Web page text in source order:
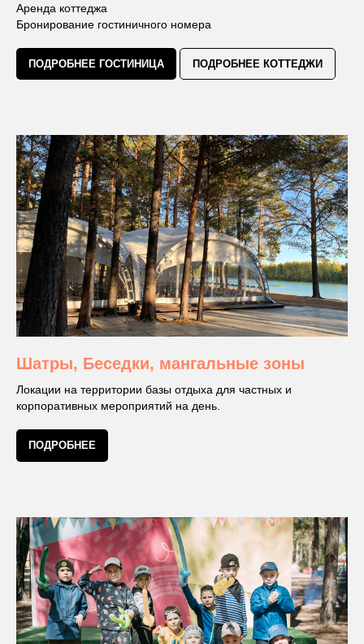
Аренда коттеджа
Бронирование гостиничного номера
ПОДРОБНЕЕ ГОСТИНИЦА ПОДРОБНЕЕ КОТТЕДЖИ
Шатры, Беседки, мангальные зоны
Локации на территории базы отдыха для частных и
корпоративных мероприятий на день.
ПОДРОБНЕЕ